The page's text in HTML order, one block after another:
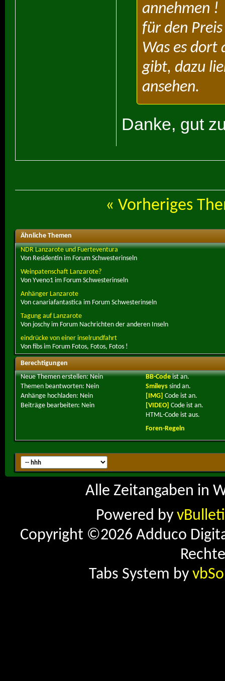
annehmen !
für den
Was es dort
gibt, dazu
ansehen.
Danke, gut
« Vorheriges
Ähnliche Themen
NDR Lanzarote und Fuerteventura
Von Residentin im Forum Schwesterinseln
Weinpatenschaft Lanzarote?
Von Yveno1 im Forum Schwesterinseln
Anhänger Lanzarote
Von canariafantastica im Forum Schwesterinseln
Tagung auf Lanzarote
Von joschy im Forum Nachrichten der anderen Inseln
eindrücke von einer inselrundfahrt
Von fibs im Forum Fotos, Fotos, Fotos !
Berechtigungen
Neue Themen erstellen:Nein
Themen beantworten: Nein
Anhänge hochladen: Nein
Beiträge bearbeiten: Nein
BB-Codeistan.
Smileyssind an.
[IMG] Code ist an.
[VIDEO] Code ist an.
HTML-Code ist aus.
Foren-Regeln
Alle Zeitangaben in
Powered by
Copyright ©2026 Adduco
Tabs System by